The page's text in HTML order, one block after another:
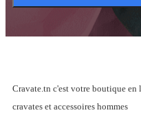
Cravate.tn c'est votre boutique
cravates et accessoires hommes